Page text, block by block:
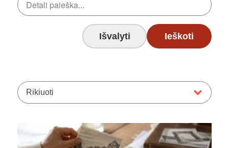
Išvalyti Ieškoti
Rikiuoti